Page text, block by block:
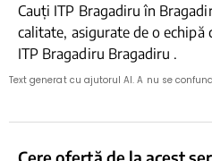
Cauți ITP Bragadiru în
calitate, asigurate de o echipă
ITP Bragadiru Bragadiru .
Text generat cu ajutorul AI. A nu se